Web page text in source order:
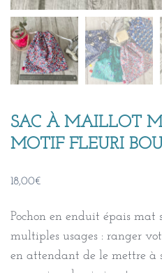
SAC À MAILLOT
MOTIF FLEURI
18,00€
Pochon en enduit épais mat
multiples usages : ranger
en attendant de le mettre à